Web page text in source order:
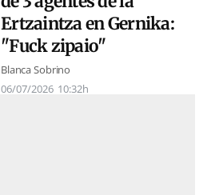
Ertzaintza en Gernika:
"Fuck zipaio"
Blanca Sobrino
06/07/2026 10:32h